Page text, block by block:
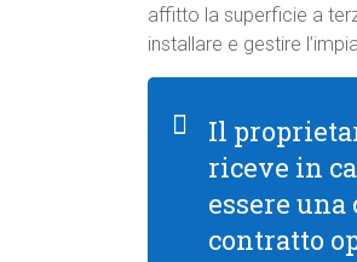
affitto la superficie a
installare e gestire
Il
riceve in
essere
contratto